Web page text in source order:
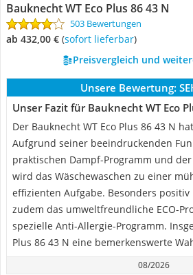
Bauknecht ‎WT Eco Plus 86 43 N
503 Bewertungen
ab 432,00 € ( Sofort lieferbar)
Preisvergleich und
Unsere Bewertung:
Unser Fazit für Bauknecht ‎WT Eco
Der Bauknecht WT Eco Plus 86 43 N
Aufgrund seiner beeindruckenden
praktischen Dampf-Programm und
wird das Wäschewaschen zu einer
effizienten Aufgabe. Besonders
zudem das umweltfreundliche ECO-
spezielle Anti-Allergie-Programm.
Plus 86 43 N eine bemerkenswerte
08/2026